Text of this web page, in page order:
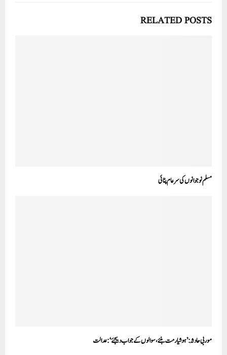
RELATED POSTS
مسلم نوجوانوں کی سرعام پٹائی
موربی حادثہ:’ہوشیار مت بنئے، سوالوں کے جواب دیجئے‘:عدالت